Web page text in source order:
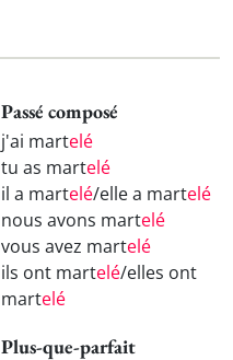
Passé composé
j'ai martelé
tu as martelé
il a martelé/elle a martelé
nous avons martelé
vous avez martelé
ils ont martelé/elles ont
martelé
Plus-que-parfait